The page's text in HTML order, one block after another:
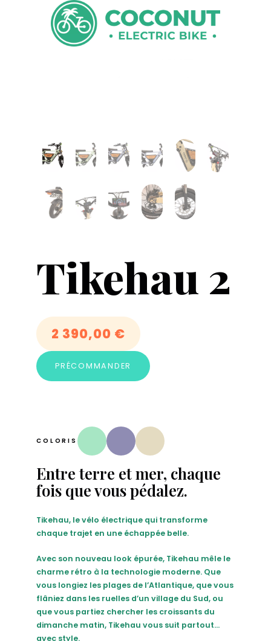
Tikehau 2
2 390,00 €
PRÉCOMMANDER
COLORIS
Entre terre et mer, chaque
fois que vous pédalez.
Tikehau, le vélo électrique qui transforme
chaque trajet en une échappée belle.
Avec son nouveau look épurée, Tikehau mêle le
charme rétro à la technologie moderne. Que
vous longiez les plages de l’Atlantique, que vous
flâniez dans les ruelles d’un village du Sud, ou
que vous partiez chercher les croissants du
dimanche matin, Tikehau vous suit partout…
avec style.